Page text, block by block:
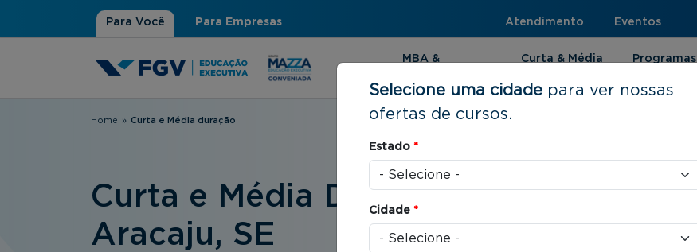
Para Você Para Empresas Atendimento Eventos
MBA &
Curta & Média
Programas
Você está aqui
Home » Curta e Média duração
Curta e Média Duração |
Aracaju, SE
Selecione uma cidade para ver nossas
ofertas de cursos.
Estado *
Cidade *